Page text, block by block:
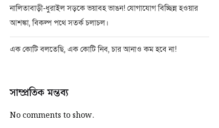
নালিতাবাড়ী-ধুরাইল সড়কে ভয়াবহ ভাঙন! যোগাযোগ বিচ্ছিন্ন হওয়ার
আশঙ্কা, বিকল্প পথে সতর্ক চলাচল।
এক কোটি বলতেছি, এক কোটি নিব, চার আনাও কম হবে না!
সাম্প্রতিক মন্তব্য
No comments to show.